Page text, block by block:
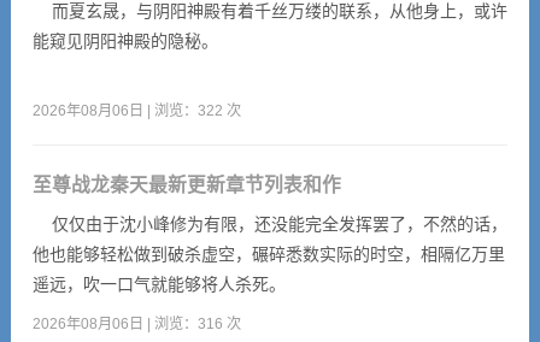
而夏玄晟，与阴阳神殿有着千丝万缕的联系，从他身上，或许
能窥见阴阳神殿的隐秘。
2026年08月06日 | 浏览：322 次
至尊战龙秦天最新更新章节列表和作
仅仅由于沈小峰修为有限，还没能完全发挥罢了，不然的话，
他也能够轻松做到破杀虚空，碾碎悉数实际的时空，相隔亿万里
遥远，吹一口气就能够将人杀死。
2026年08月06日 | 浏览：316 次